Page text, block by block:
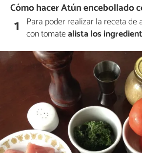
Cómo hacer Atún encebollado
1 Para poder realizar la receta de
con tomatealista los